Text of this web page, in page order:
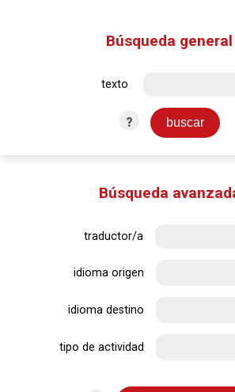
Búsqueda general
texto
?
Búsqueda
traductor/a
idioma origen
idioma destino
tipo de actividad